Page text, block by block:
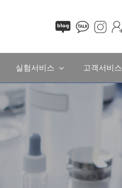
실험서비스 고객서비스